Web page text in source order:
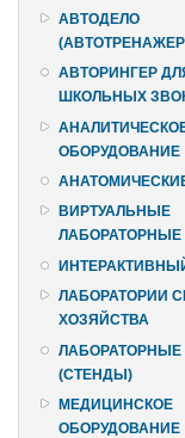
АВТОДЕЛО
АВТОРИНГЕР
ШКОЛЬНЫХ
ОБОРУДОВАНИЕ
ВИРТУАЛЬНЫЕ
ЛАБОРАТОРНЫЕ
ЛАБОРАТОРИИ
ХОЗЯЙСТВА
ЛАБОРАТОРНЫЕ
(СТЕНДЫ)
МЕДИЦИНСКОЕ
ОБОРУДОВАНИЕ